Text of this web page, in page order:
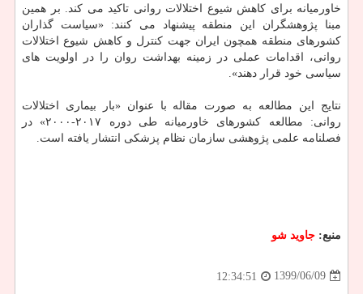
خاورمیانه برای کاهش شیوع اختلالات روانی تاکید می کند. بر همین
مبنا پژوهشگران این منطقه پیشنهاد می کنند: «سیاست گذاران
کشورهای منطقه همچون ایران جهت کنترل و کاهش شیوع اختلالات
روانی، اقدامات عملی در زمینه بهداشت روان را در اولویت های
سیاسی خود قرار دهند».
نتایج این مطالعه به صورت مقاله با عنوان «بار بیماری اختلالات
روانی: مطالعه کشورهای خاورمیانه طی دوره ۲۰۱۷-۲۰۰۰» در
فصلنامه علمی پژوهشی سازمان نظام پزشکی انتشار یافته است.
منبع: جاوید شو
1399/06/09
12:34:51